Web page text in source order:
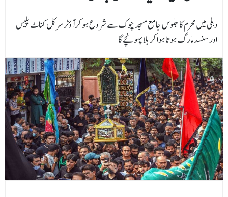
دہلی میں محرم کا جلوس جامع مسجد چوک سے شروع ہو کرآؤٹر سرکل کناٹ پلیس
اور سنسد مارگ ہوتا ہوا کربلا پہونچےگا